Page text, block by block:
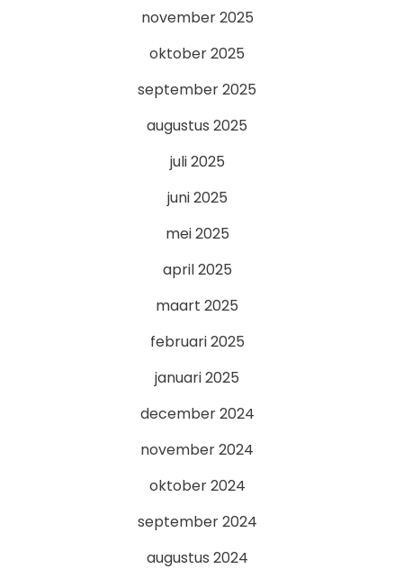
november 2025
oktober 2025
september 2025
augustus 2025
juli 2025
juni 2025
mei 2025
april 2025
maart 2025
februari 2025
januari 2025
december 2024
november 2024
oktober 2024
september 2024
augustus 2024